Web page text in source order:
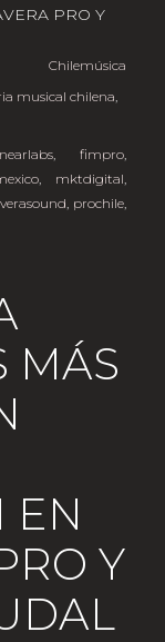
PRO Y
Chilemúsica
musical chilena
, fimpro
, mktdigital
prochile
MÁS
EN
Y